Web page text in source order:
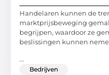
Handelaren kunnen de
marktprijsbeweging
begrijpen, waardoor ze
beslissingen kunnen
...
Bedrijven